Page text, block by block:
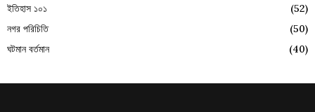
ইতিহাস ১০১
(52)
নগর পরিচিতি
(50)
ঘটমান বর্তমান
(40)